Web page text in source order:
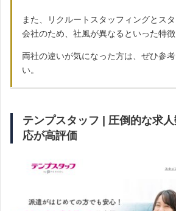
また、リクルートスタッフィングとス
会社のため、社風が異なるといった特徴
両社の違いが気になった方は、ぜひ参
い。
テンプスタッフ | 圧倒的な求
応が高評価